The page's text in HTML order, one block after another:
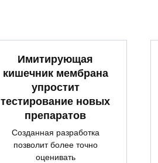
Имитирующая
кишечник мембрана
упростит
тестирование новых
препаратов
Созданная разработка
позволит более точно
оценивать